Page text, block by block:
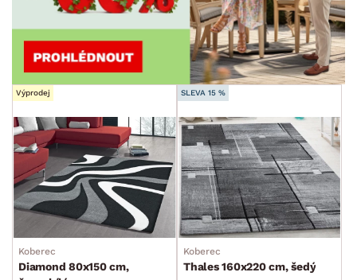
Výprodej
Koberec
Diamond 80x150 cm,
SLEVA 15 %
Koberec
Thales 160x220 cm, šedý